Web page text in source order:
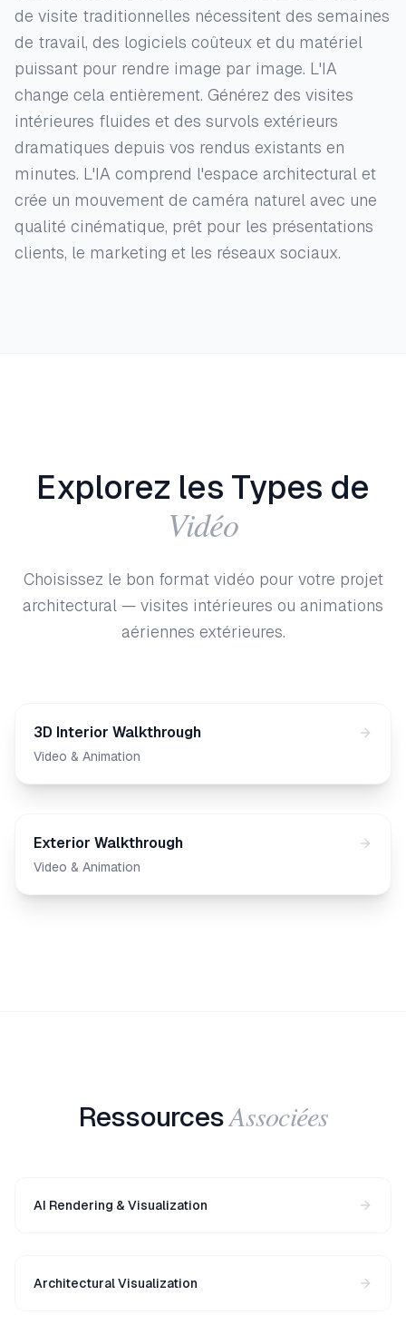
de visite traditionnelles nécessitent des semaines
de travail, des logiciels coûteux et du matériel
puissant pour rendre image par image. L'IA
change cela entièrement. Générez des visites
intérieures fluides et des survols extérieurs
dramatiques depuis vos rendus existants en
minutes. L'IA comprend l'espace architectural et
crée un mouvement de caméra naturel avec une
qualité cinématique, prêt pour les présentations
clients, le marketing et les réseaux sociaux.
Explorez les Types de
Vidéo
Choisissez le bon format vidéo pour votre projet
architectural — visites intérieures ou animations
aériennes extérieures.
3D Interior Walkthrough
Video & Animation
Exterior Walkthrough
Video & Animation
RessourcesAssociées
AI Rendering & Visualization
Architectural Visualization